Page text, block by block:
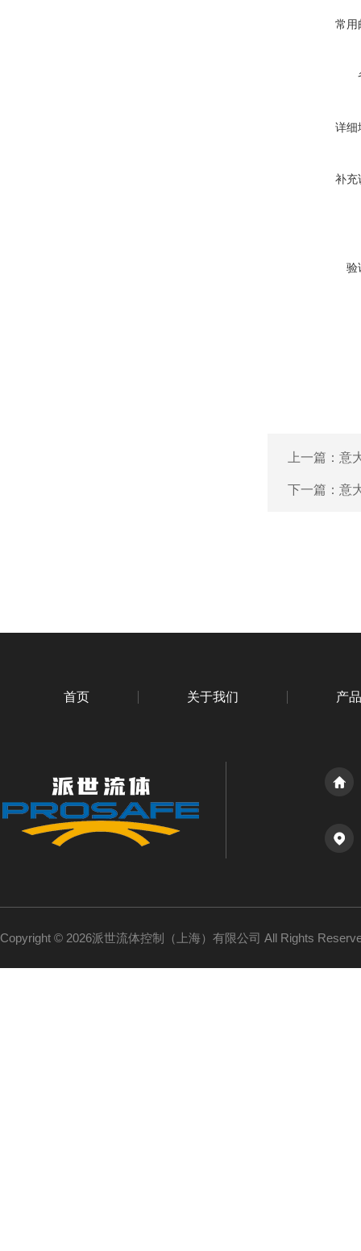
常用
详细
补充
验
上一篇： 意
下一篇： 意
首页 关于我们 产
Copyright © 2026派世流体控制（上海）有限公司 All Rights